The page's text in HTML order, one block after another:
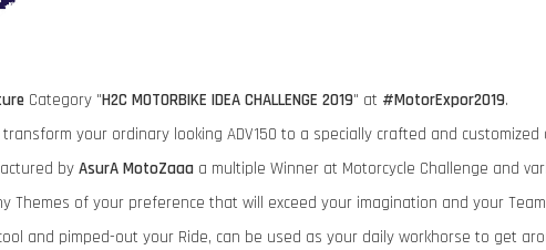
Category "H2C MOTORBIKE IDEA CHALLENGE 2019" at #MotorExpor2019.
transform your ordinary looking ADV150 to a specially crafted and
by AsurA MotoZaaa a multiple Winner at Motorcycle Challenge and
Themes of your preference that will exceed your imagination and your
and pimped-out your Ride, can be used as your daily workhorse to get